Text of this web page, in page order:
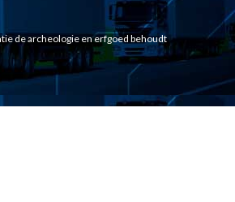
de archeologie en erfgoed behoudt